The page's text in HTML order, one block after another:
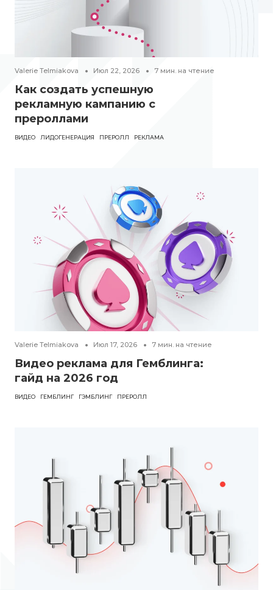
Valerie Telmiakova Июл 22, 2026 7 мин. на чтение
Как создать успешную
рекламную кампанию с
прероллами
ВИДЕО ЛИДОГЕНЕРАЦИЯ ПРЕРОЛЛ РЕКЛАМА
Valerie Telmiakova Июл 17, 2026 7 мин. на чтение
Видео реклама для Гемблинга:
гайд на 2026 год
ВИДЕО ГЕМБЛИНГ ГЭМБЛИНГ ПРЕРОЛЛ